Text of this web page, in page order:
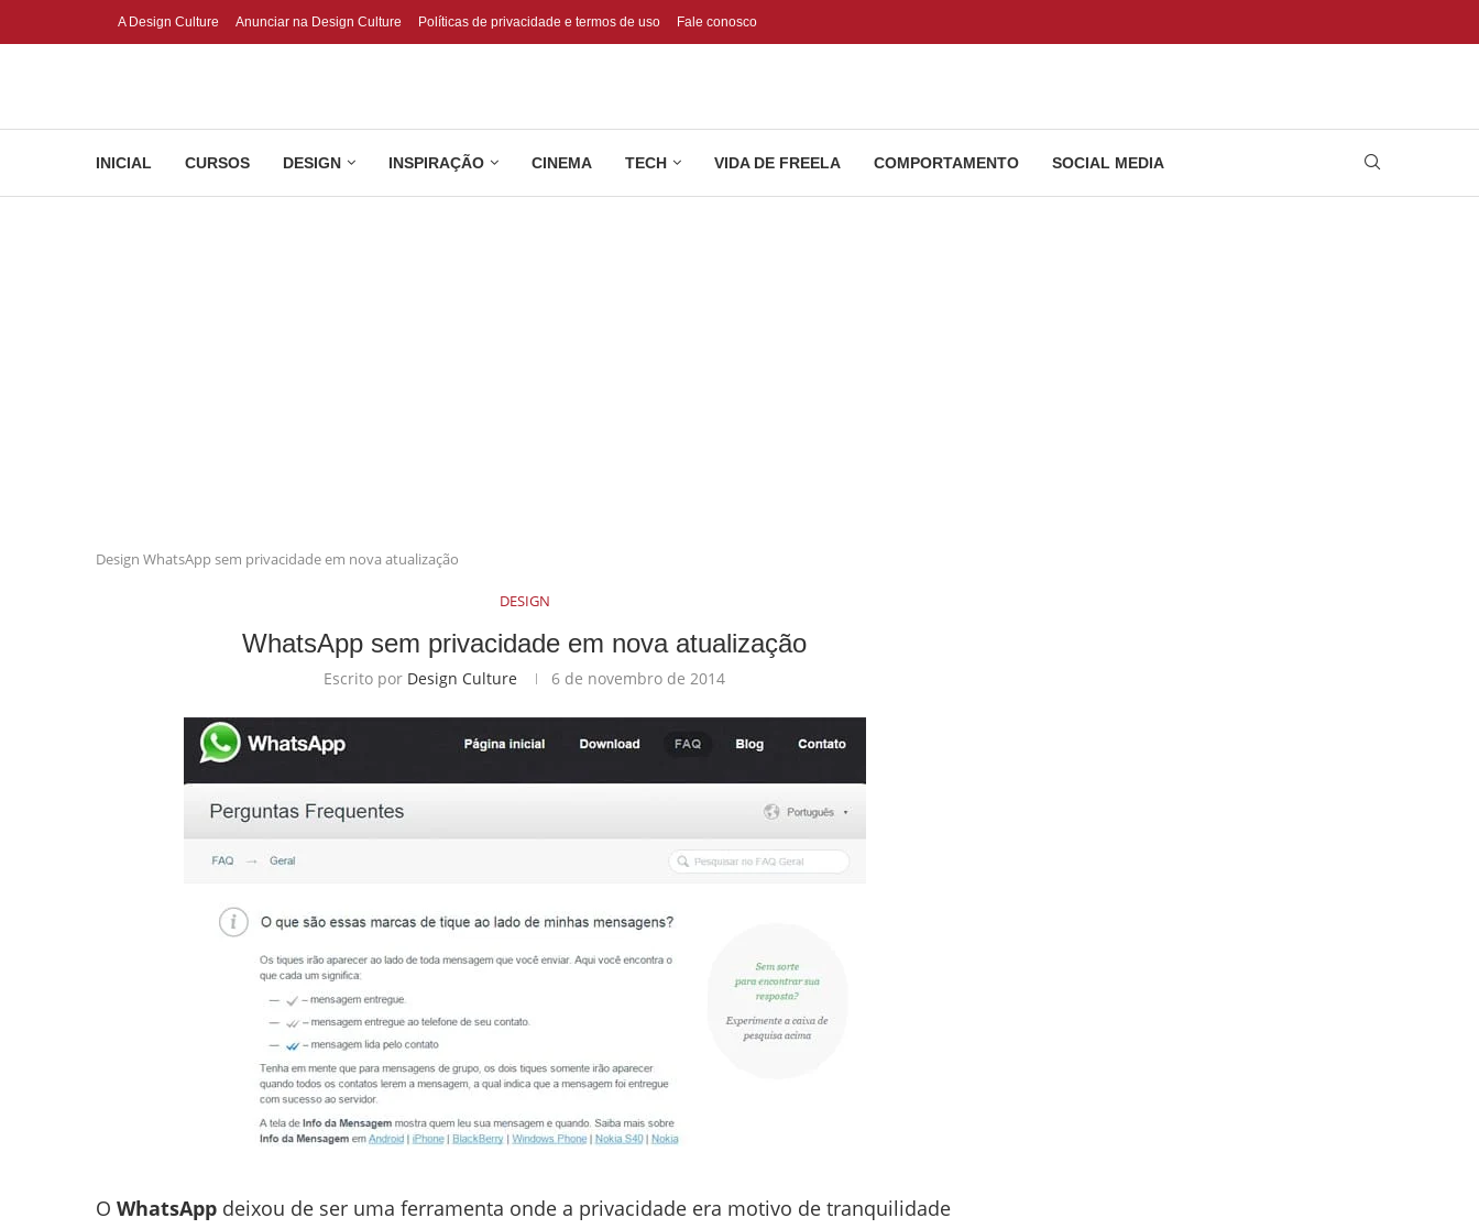
A Design Culture Anunciar na Design Culture Políticas de privacidade e termos de uso Fale conosco
INICIAL CURSOS DESIGN INSPIRAÇÃO CINEMA TECH VIDA DE FREELA COMPORTAMENTO SOCIAL MEDIA
Design WhatsApp sem privacidade em nova atualização
DESIGN
WhatsApp sem privacidade em nova atualização
Escrito por Design Culture 6 de novembro de 2014
O WhatsApp deixou de ser uma ferramenta onde a privacidade era motivo de tranquilidade